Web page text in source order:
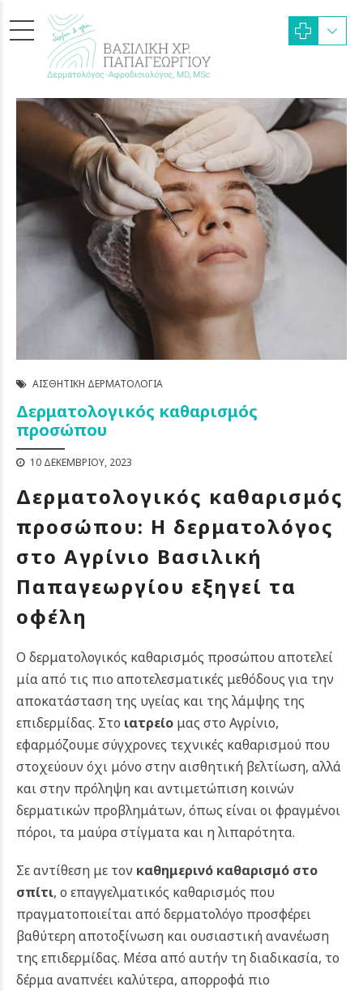
ΑΙΣΘΗΤΙΚΉ ΔΕΡΜΑΤΟΛΟΓΊΑ
Δερματολογικός καθαρισμός
προσώπου
10 ΔΕΚΕΜΒΡΊΟΥ, 2023
Δερματολογικός καθαρισμός
προσώπου: Η δερματολόγος
στο Αγρίνιο Βασιλική
Παπαγεωργίου εξηγεί τα
οφέλη
Ο δερματολογικός καθαρισμός προσώπου αποτελεί
μία από τις πιο αποτελεσματικές μεθόδους για την
αποκατάσταση της υγείας και της λάμψης της
επιδερμίδας. Στο ιατρείο μας στο Αγρίνιο,
εφαρμόζουμε σύγχρονες τεχνικές καθαρισμού που
στοχεύουν όχι μόνο στην αισθητική βελτίωση, αλλά
και στην πρόληψη και αντιμετώπιση κοινών
δερματικών προβλημάτων, όπως είναι οι φραγμένοι
πόροι, τα μαύρα στίγματα και η λιπαρότητα.
Σε αντίθεση με τον καθημερινό καθαρισμό στο
σπίτι, ο επαγγελματικός καθαρισμός που
πραγματοποιείται από δερματολόγο προσφέρει
βαθύτερη αποτοξίνωση και ουσιαστική ανανέωση
της επιδερμίδας. Μέσα από αυτήν τη διαδικασία, το
δέρμα αναπνέει καλύτερα, απορροφά πιο